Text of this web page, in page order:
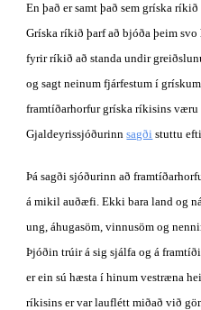
En það er samt það sem gríska
Gríska ríkið þarf að bjóða þeim
fyrir ríkið að standa undir
og sagt neinum fjárfestum í
framtíðarhorfur gríska ríkisins væru
Gjaldeyrissjóðurinn sagði stuttu
Þá sagði sjóðurinn að
á mikil auðæfi. Ekki bara land og
ung, áhugasöm, vinnusöm og
Þjóðin trúir á sig sjálfa og á
er ein sú hæsta í hinum vestræna
ríkisins er var lauflétt miðað við